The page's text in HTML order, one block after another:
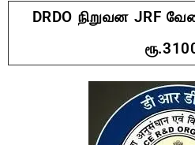
DRDO நிறுவன JRF